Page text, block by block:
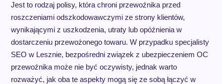
Jest to rodzaj polisy, która chroni przewoźnika przed
roszczeniami odszkodowawczymi ze strony klientów,
wynikającymi z uszkodzenia, utraty lub opóźnienia w
dostarczeniu przewożonego towaru. W przypadku specjalisty
SEO w Lesznie, bezpośredni związek z ubezpieczeniem OC
przewoźnika może nie być oczywisty, jednak warto
rozważyć, jak oba te aspekty mogą się ze sobą łączyć w